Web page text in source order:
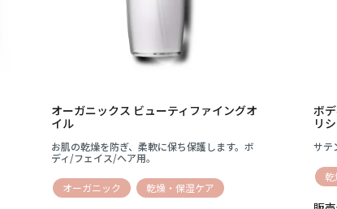
お肌の乾燥を防ぎ、柔軟に保ち保護します。ボ
ディ/フェイス/ヘア用。
オーガニックス ビューティファイングオ
イル
オーガニック 乾燥・保湿ケア
サテ
ボ
リ
乾